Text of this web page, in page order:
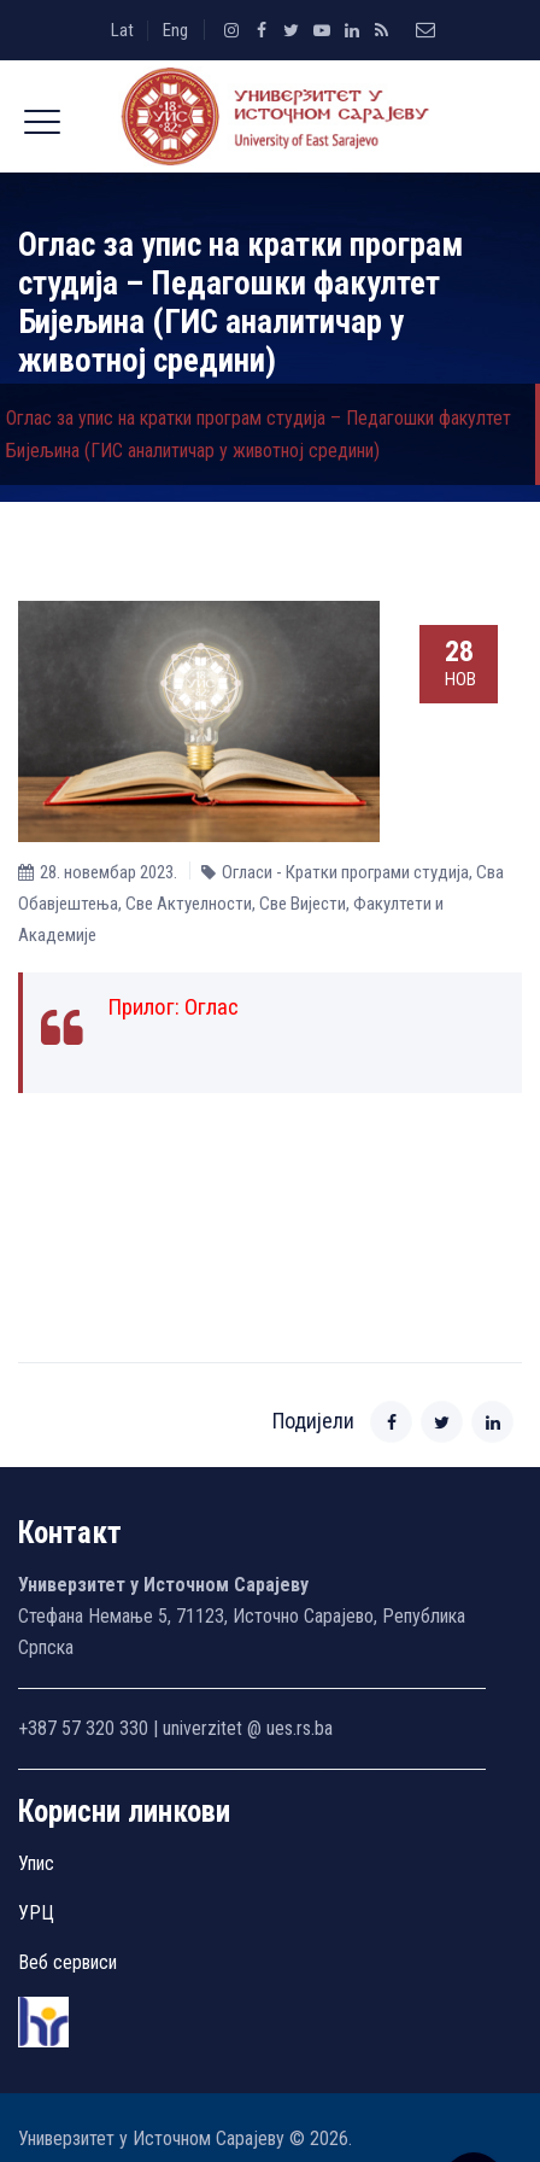
Lat Eng
Оглас за упис на кратки програм
студија – Педагошки факултет
Бијељина (ГИС аналитичар у
животној средини)
Оглас за упис на кратки програм студија – Педагошки факултет
Бијељина (ГИС аналитичар у животној средини)
28
НОВ
28. новембар 2023. Oгласи - Кратки програми студија, Сва
Обавјештења, Све Aктуелности, Све Вијести, Факултети и
Академије
Прилог: Оглас
Подијели
Контакт
Универзитет у Источном Сарајеву
Стефана Немање 5, 71123, Источно Сарајево, Република
Српска
+387 57 320 330 | univerzitet @ ues.rs.ba
Корисни линкови
Упис
УРЦ
Веб сервиси
Универзитет у Источном Сарајеву © 2026.